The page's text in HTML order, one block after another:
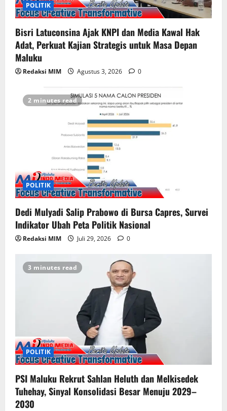
POLITIK
Bisri Latuconsina Ajak KNPI dan Media Kawal Hak
Adat, Perkuat Kajian Strategis untuk Masa Depan
Maluku
Redaksi MIM Agustus 3, 2026 0
2 minutes read
POLITIK
Dedi Mulyadi Salip Prabowo di Bursa Capres, Survei
Indikator Ubah Peta Politik Nasional
Redaksi MIM Juli 29, 2026 0
3 minutes read
POLITIK
PSI Maluku Rekrut Sahlan Heluth dan Melkisedek
Tuhehay, Sinyal Konsolidasi Besar Menuju 2029–
2030